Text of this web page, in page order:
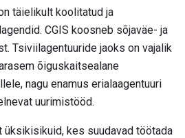
täielikult koolitatud ja
CGIS koosneb sõjaväe- ja
Tsiviilagentuuride jaoks on vajalik
õiguskaitsealane
nagu enamus erialaagentuuri
uurimistööd.
kes suudavad töötada